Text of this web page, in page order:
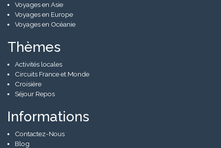
Voyages en Asie
Voyages en Europe
Voyages en Océanie
Thèmes
Activités locales
Circuits France et Monde
Croisière
Séjour Repos
Informations
Contactez-Nous
Blog